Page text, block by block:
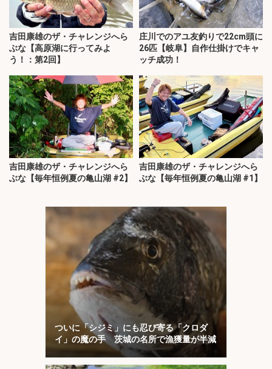
吉田康雄のザ・チャレンジへら
ぶな【高原湖に行ってみよ
う！：第2回】
庄川でのアユ友釣りで22cm頭に
26匹【岐阜】自作仕掛けでキャ
ッチ成功！
吉田康雄のザ・チャレンジへら
ぶな【毎年恒例夏の亀山湖 #2】
吉田康雄のザ・チャレンジへら
ぶな【毎年恒例夏の亀山湖 #1】
ついに「シジミ」にも忍び寄る「クロダ
イ」の魔の手 茨城の名所で漁獲量が半減